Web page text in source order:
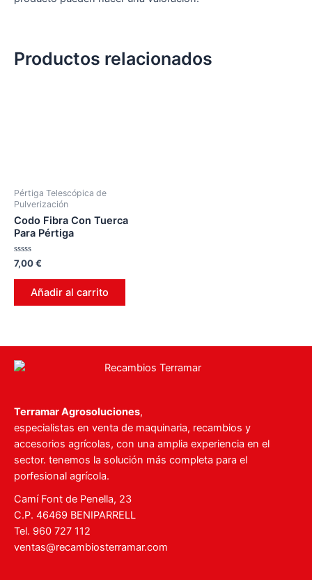
Productos relacionados
Pértiga Telescópica de
Pulverización
Codo Fibra Con Tuerca
Para Pértiga
Valorado
en
0
7,00€
Añadir al carrito
Terramar Agrosoluciones,
especialistas en venta de maquinaria, recambios y
accesorios agrícolas, con una amplia experiencia en el
sector. tenemos la solución más completa para el
porfesional agrícola.
Camí Font de Penella, 23
C.P. 46469 BENIPARRELL
Tel. 960 727 112
ventas@recambiosterramar.com